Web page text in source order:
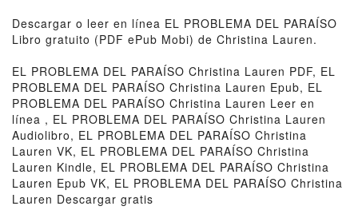
Descargar o leer en línea EL PROBLEMA DEL PARAÍSO
Libro gratuito (PDF ePub Mobi) de Christina Lauren.
EL PROBLEMA DEL PARAÍSO Christina Lauren PDF, EL
PROBLEMA DEL PARAÍSO Christina Lauren Epub, EL
PROBLEMA DEL PARAÍSO Christina Lauren Leer en
línea , EL PROBLEMA DEL PARAÍSO Christina Lauren
Audiolibro, EL PROBLEMA DEL PARAÍSO Christina
Lauren VK, EL PROBLEMA DEL PARAÍSO Christina
Lauren Kindle, EL PROBLEMA DEL PARAÍSO Christina
Lauren Epub VK, EL PROBLEMA DEL PARAÍSO Christina
Lauren Descargar gratis